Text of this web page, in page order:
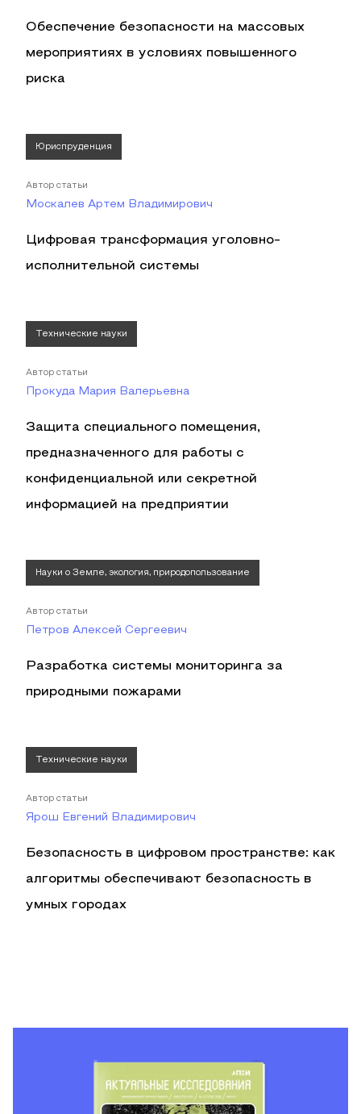
Обеспечение безопасности на массовых
мероприятиях в условиях повышенного
риска
Юриспруденция
Автор статьи
Москалев Артем Владимирович
Цифровая трансформация уголовно-
исполнительной системы
Технические науки
Автор статьи
Прокуда Мария Валерьевна
Защита специального помещения,
предназначенного для работы с
конфиденциальной или секретной
информацией на предприятии
Науки о Земле, экология, природопользование
Автор статьи
Петров Алексей Сергеевич
Разработка системы мониторинга за
природными пожарами
Технические науки
Автор статьи
Ярош Евгений Владимирович
Безопасность в цифровом пространстве: как
алгоритмы обеспечивают безопасность в
умных городах